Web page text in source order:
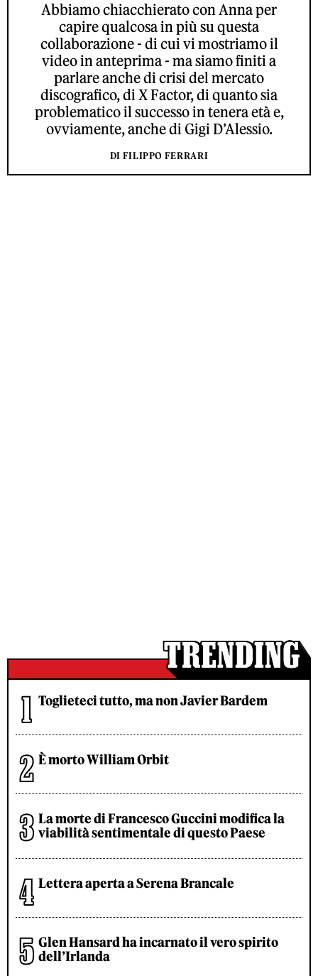
Abbiamo chiacchierato con Anna per
capire qualcosa in più su questa
collaborazione - di cui vi mostriamo il
video in anteprima - ma siamo finiti a
parlare anche di crisi del mercato
discografico, di X Factor, di quanto sia
problematico il successo in tenera età e,
ovviamente, anche di Gigi D’Alessio.
DI FILIPPO FERRARI
Toglieteci tutto, ma non Javier Bardem
È morto William Orbit
La morte di Francesco Guccini modifica la
viabilità sentimentale di questo Paese
Lettera aperta a Serena Brancale
Glen Hansard ha incarnato il vero spirito
dell’Irlanda